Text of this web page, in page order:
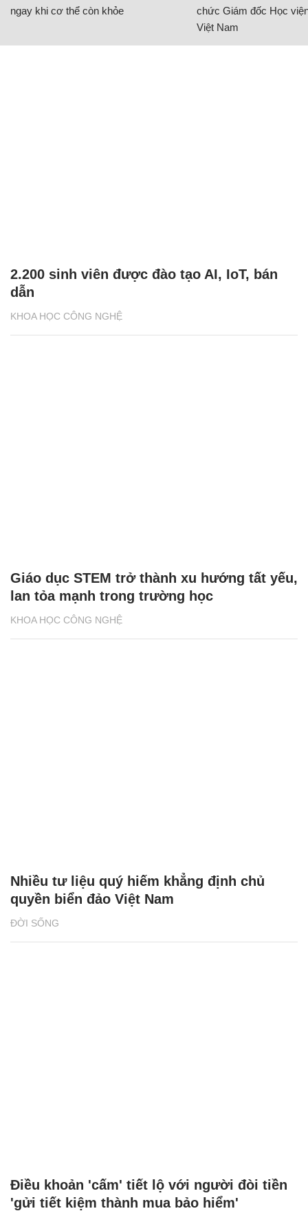
ngay khi cơ thể còn khỏe
chức Giám đốc Học
Việt Nam
KHOA HỌC CÔNG NGHỆ
2.200 sinh viên được đào tạo AI, IoT, bán
dẫn
KHOA HỌC CÔNG NGHỆ
Giáo dục STEM trở thành xu hướng tất yếu,
lan tỏa mạnh trong trường học
ĐỜI SỐNG
Nhiều tư liệu quý hiếm khẳng định chủ
quyền biển đảo Việt Nam
Điều khoản 'cấm' tiết lộ với người đòi tiền
'gửi tiết kiệm thành mua bảo hiểm'